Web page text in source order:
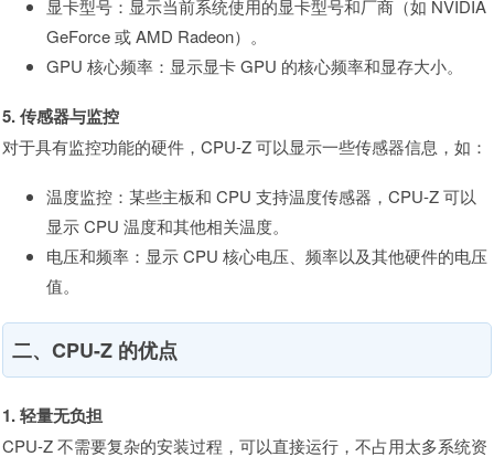
显卡型号：显示当前系统使用的显卡型号和厂商（如 NVIDIA
GeForce 或 AMD Radeon）。
GPU 核心频率：显示显卡 GPU 的核心频率和显存大小。
5. 传感器与监控
对于具有监控功能的硬件，CPU-Z 可以显示一些传感器信息，如：
温度监控：某些主板和 CPU 支持温度传感器，CPU-Z 可以
显示 CPU 温度和其他相关温度。
电压和频率：显示 CPU 核心电压、频率以及其他硬件的电压
值。
二、CPU-Z 的优点
1. 轻量无负担
CPU-Z 不需要复杂的安装过程，可以直接运行，不占用太多系统资